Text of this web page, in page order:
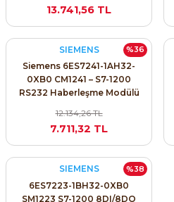
13.741,56 TL
%36
SIEMENS
Siemens 6ES7241-1AH32-
0XB0 CM1241 – S7-1200
RS232 Haberleşme Modülü
12.134,26 TL
7.711,32 TL
%38
SIEMENS
6ES7223-1BH32-0XB0
SM1223 S7-1200 8DI/8DO